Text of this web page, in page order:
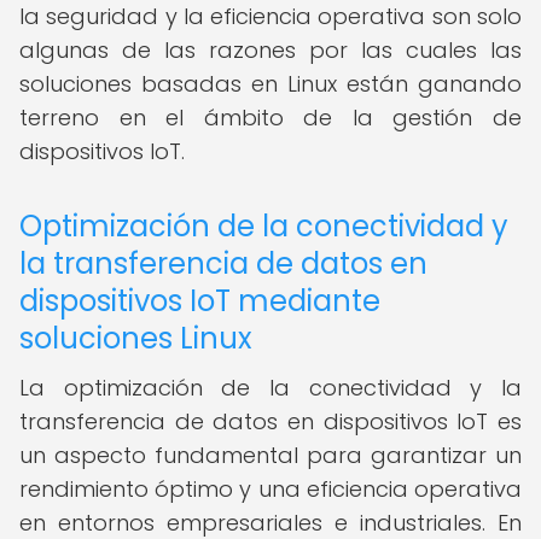
la seguridad y la eficiencia operativa son solo
algunas de las razones por las cuales las
soluciones basadas en Linux están ganando
terreno en el ámbito de la gestión de
dispositivos IoT.
Optimización de la conectividad y
la transferencia de datos en
dispositivos IoT mediante
soluciones Linux
La optimización de la conectividad y la
transferencia de datos en dispositivos IoT es
un aspecto fundamental para garantizar un
rendimiento óptimo y una eficiencia operativa
en entornos empresariales e industriales. En